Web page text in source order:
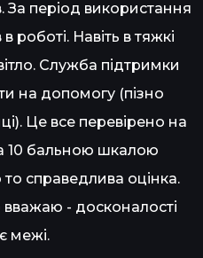
За період використання
роботі. Навіть в тяжкі
Служба підтримки
на допомогу (пізно
Це все перевірено на
10 бальною шкалою
справедлива оцінка.
- досконалості
межі.